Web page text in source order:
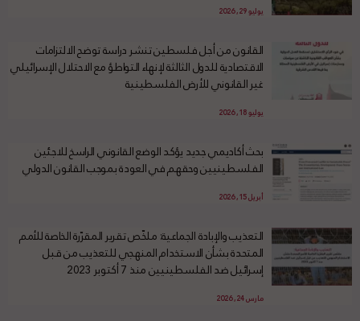
يوليو 29, 2026
القانون من أجل فلسطين تنشر دراسة توضح الالتزامات
الاقتصادية للدول الثالثة لإنهاء التواطؤ مع الاحتلال الإسرائيلي
غير القانوني للأرض الفلسطينية
يوليو 18, 2026
بحث أكاديمي جديد يؤكد الوضع القانوني الراسخ للاجئين
الفلسطينيين وحقهم في العودة بموجب القانون الدولي
أبريل 15, 2026
التعذيب والإبادة الجماعية: ملخّص تقرير المقرّرة الخاصة للأمم
المتحدة بشأن الاستخدام المنهجي للتعذيب من قبل
إسرائيل ضد الفلسطينيين منذ 7 أكتوبر 2023
مارس 24, 2026